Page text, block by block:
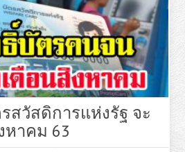
สวัสดิการแห่งรัฐ จะ
หาคม 63